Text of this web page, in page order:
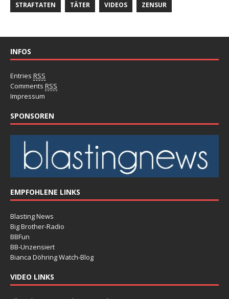
STRAFTATEN TÄTER VIDEOS ZENSUR
INFOS
Entries RSS
Comments RSS
Impressum
SPONSOREN
EMPFOHLENE LINKS
Blasting News
Big Brother-Radio
BBFun
BB-Unzensiert
Bianca Döhring Watch-Blog
VIDEO LINKS